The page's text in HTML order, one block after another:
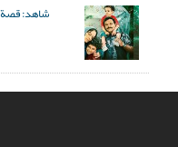
شاهد: قصة